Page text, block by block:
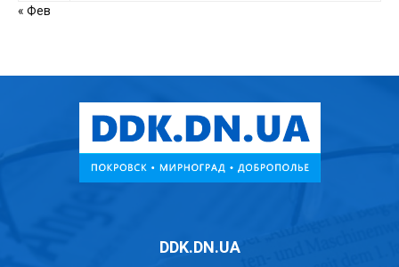
« Фев
DDK.DN.UA